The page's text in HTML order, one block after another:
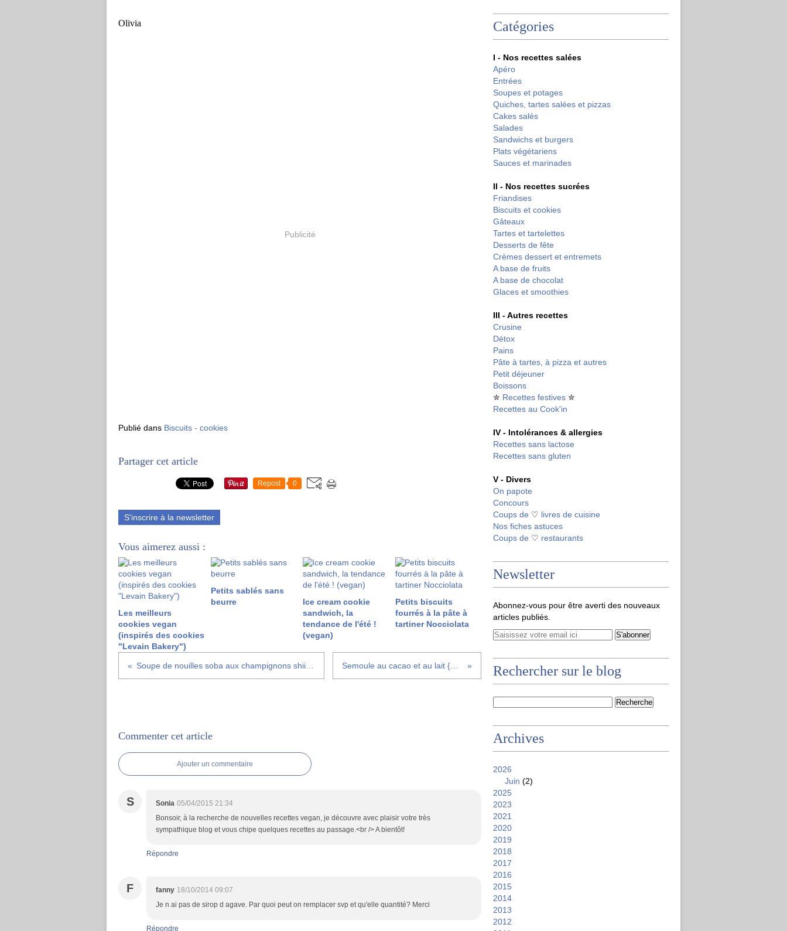
Olivia
Publicité
Publié dans Biscuits - cookies
Partager cet article
Repost 0
S'inscrire à la newsletter
Vous aimerez aussi :
Les meilleurs
cookies vegan
(inspirés des cookies
"Levain Bakery")
Petits sablés sans
beurre
Ice cream cookie
sandwich, la
tendance de l'été !
(vegan)
Petits biscuits
fourrés à la pâte à
tartiner Nocciolata
Commenter cet article
Ajouter un commentaire
S Sonia 05/04/2015 21:34
Bonsoir, à la recherche de nouvelles recettes vegan, je découvre avec plaisir votre très
sympathique blog et vous chipe quelques recettes au passage.<br /> A bientôt!
Répondre
F fanny 18/10/2014 09:07
Je n ai pas de sirop d agave. Par quoi peut on remplacer svp et qu'elle quantité? Merci
Répondre
Catégories
I - Nos recettes salées
Apéro
Entrées
Soupes et potages
Quiches, tartes salées et pizzas
Cakes salés
Salades
Sandwichs et burgers
Plats végétariens
Sauces et marinades
II - Nos recettes sucrées
Friandises
Biscuits et cookies
Gâteaux
Tartes et tartelettes
Desserts de fête
Crèmes dessert et entremets
A base de fruits
A base de chocolat
Glaces et smoothies
III - Autres recettes
Crusine
Détox
Pains
Pâte à tartes, à pizza et autres
Petit déjeuner
Boissons
✮ Recettes festives ✮
Recettes au Cook'in
IV - Intolérances & allergies
Recettes sans lactose
Recettes sans gluten
V - Divers
On papote
Concours
Coups de ♡ livres de cuisine
Nos fiches astuces
Coups de ♡ restaurants
Newsletter
Abonnez-vous pour être averti des nouveaux
articles publiés.
Rechercher sur le blog
Archives
2026
Juin (2)
2025
2023
2021
2020
2019
2018
2017
2016
2015
2014
2013
2012